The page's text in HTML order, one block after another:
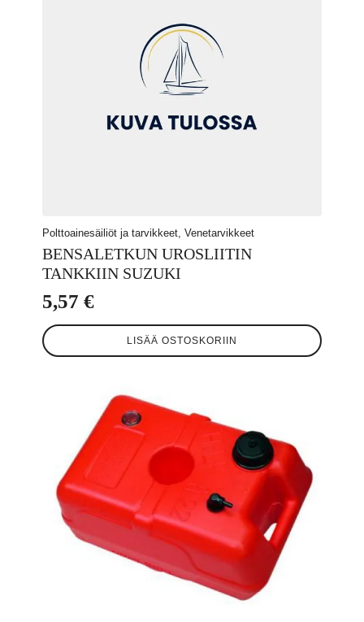
Polttoainesäiliöt ja tarvikkeet, Venetarvikkeet
BENSALETKUN UROSLIITIN
TANKKIIN SUZUKI
5,57 €
LISÄÄ OSTOSKORIIN